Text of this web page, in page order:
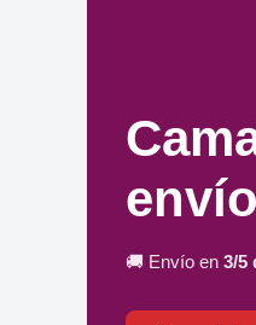
🚚 Envío en 3/5